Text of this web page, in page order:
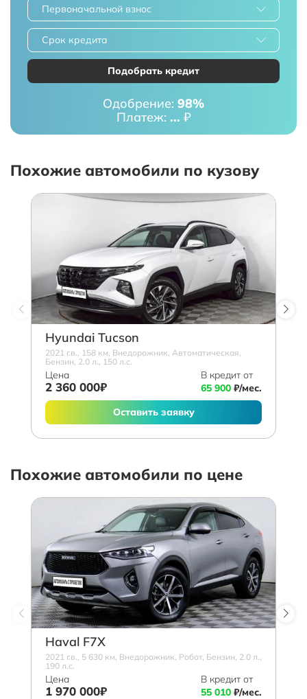
Первоначальной взнос
Срок кредита
Подобрать кредит
Одобрение: 98%
Платеж: ... ₽
Похожие автомобили по кузову
Hyundai Tucson
2021 г.в., 158 км, Внедорожник, Автоматическая,
Бензин, 2.0 л., 150 л.с.
Цена
2 360 000₽
В кредит от
65 900 ₽/мес.
Оставить заявку
Похожие автомобили по цене
Haval F7X
2021 г.в., 5 630 км, Внедорожник, Робот, Бензин, 2.0 л.,
190 л.с.
Цена
1 970 000₽
В кредит от
55 010 ₽/мес.